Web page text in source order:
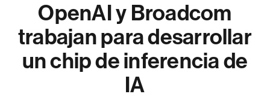
OpenAI y Broadcom
trabajan para desarrollar
un chip de inferencia de
IA